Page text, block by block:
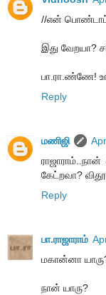
//என்
இது வேறயா?
பா.ரா.ண்ணே!
Reply
மணிஜி
கேட்றவா?
Reply
பா.ராஜாராம்
மகான்னா
நான் யாரு?